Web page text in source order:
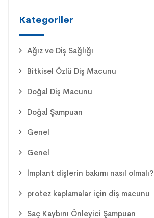
Kategoriler
Ağız ve Diş Sağlığı
Bitkisel Özlü Diş Macunu
Doğal Diş Macunu
Doğal Şampuan
Genel
Genel
İmplant dişlerin bakımı nasıl olmalı?
protez kaplamalar için diş macunu
Saç Kaybını Önleyici Şampuan